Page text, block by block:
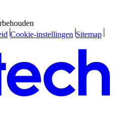
Cookie-instellingen Sitemap